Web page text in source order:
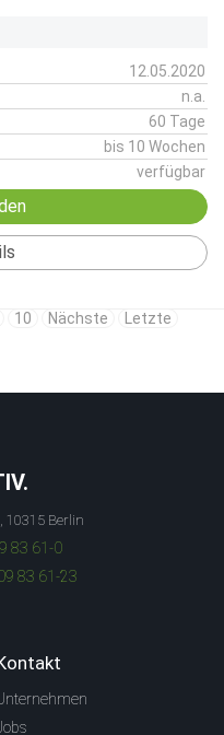
12.05.2020
n.a.
60 Tage
bis 10 Wochen
verfügbar
10 Nächste Letzte
10315 Berlin
83 61-0
83 61-23